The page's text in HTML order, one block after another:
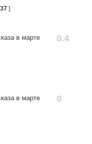
37 ]
в марте 0.4
в марте 0